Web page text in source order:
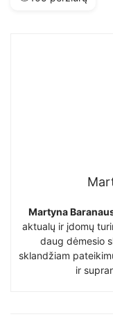
Martyna
aktualų ir įdomų
daug dėmesio
sklandžiam
ir